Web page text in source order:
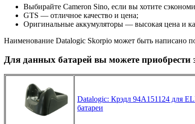
Выбирайте Cameron Sino, если вы хотите
GTS — отличное качество и цена;
Оригинальные аккумуляторы — высокая цена и
Наименование Datalogic Skorpio может быть написано
Для данных батарей вы можете приобрести
Datalogic: Крэдл 94A151124 для
батареи